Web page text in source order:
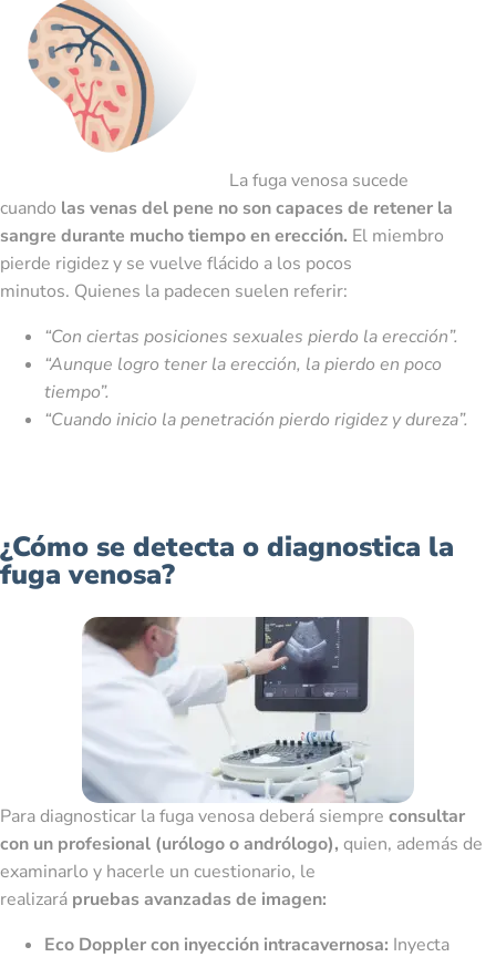
La fuga venosa sucede
cuando las venas del pene no son capaces de retener la
sangre durante mucho tiempo en erección. El miembro
pierde rigidez y se vuelve flácido a los pocos
minutos. Quienes la padecen suelen referir:
“Con ciertas posiciones sexuales pierdo la erección”.
“Aunque logro tener la erección, la pierdo en poco
tiempo”.
“Cuando inicio la penetración pierdo rigidez y dureza”.
¿Cómo se detecta o diagnostica la
fuga venosa?
Para diagnosticar la fuga venosa deberá siempre consultar
con un profesional (urólogo o andrólogo), quien, además de
examinarlo y hacerle un cuestionario, le
realizará pruebas avanzadas de imagen:
Eco Doppler con inyección intracavernosa: Inyecta